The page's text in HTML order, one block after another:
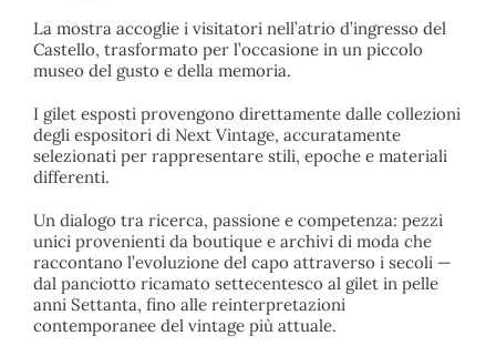
La mostra accoglie i visitatori nell’atrio d’ingresso del
Castello, trasformato per l’occasione in un piccolo
museo del gusto e della memoria.
I gilet esposti provengono direttamente dalle collezioni
degli espositori di Next Vintage, accuratamente
selezionati per rappresentare stili, epoche e materiali
differenti.
Un dialogo tra ricerca, passione e competenza: pezzi
unici provenienti da boutique e archivi di moda che
raccontano l’evoluzione del capo attraverso i secoli —
dal panciotto ricamato settecentesco al gilet in pelle
anni Settanta, fino alle reinterpretazioni
contemporanee del vintage più attuale.